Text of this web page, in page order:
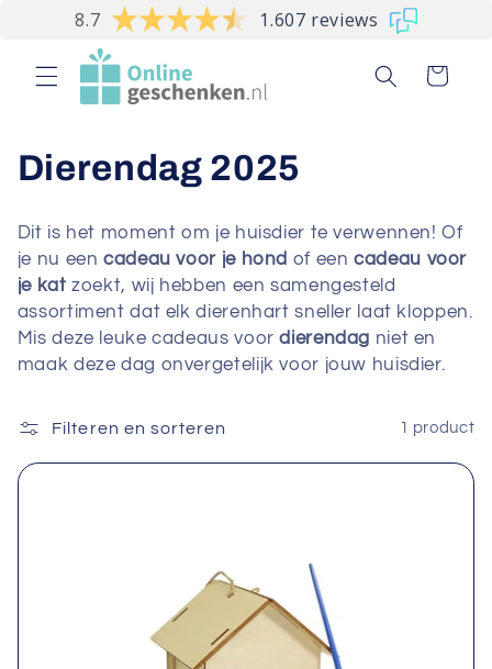
naar de
content
8.7 1.607 reviews
Winkelwagen
C
l
l
e
t
i
Dierendag 2025
Dit is het moment om je huisdier te verwennen! Of
je nu eencadeau voor je hond of eencadeau voor
je kat zoekt, wij hebben een samengesteld
assortiment dat elk dierenhart sneller laat kloppen.
Mis deze leuke cadeaus voord ierendag niet en
maak deze dag onvergetelijk voor jouw huisdier.
Filteren en sorteren 1 product